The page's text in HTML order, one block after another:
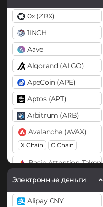
0x (ZRX)
1INCH
Aave
Algorand (ALGO)
ApeCoin (APE)
Aptos (APT)
Arbitrum (ARB)
Avalanche (AVAX)
X Chain C Chain
Basic Attention Token
BEAM
Электронные деньги
Alipay CNY